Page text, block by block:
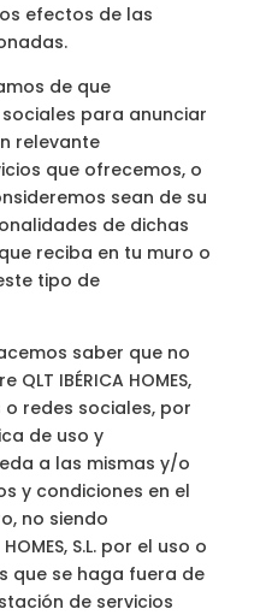
efectos de las
de que
para anunciar
relevante
que ofrecemos, o
sean de su
de dichas
reciba en tu muro o
tipo de
saber que no
IBÉRICA HOMES,
o redes sociales, por
de uso y
a las mismas y/o
y condiciones en el
no siendo
S.L. por el uso o
que se haga fuera de
de servicios